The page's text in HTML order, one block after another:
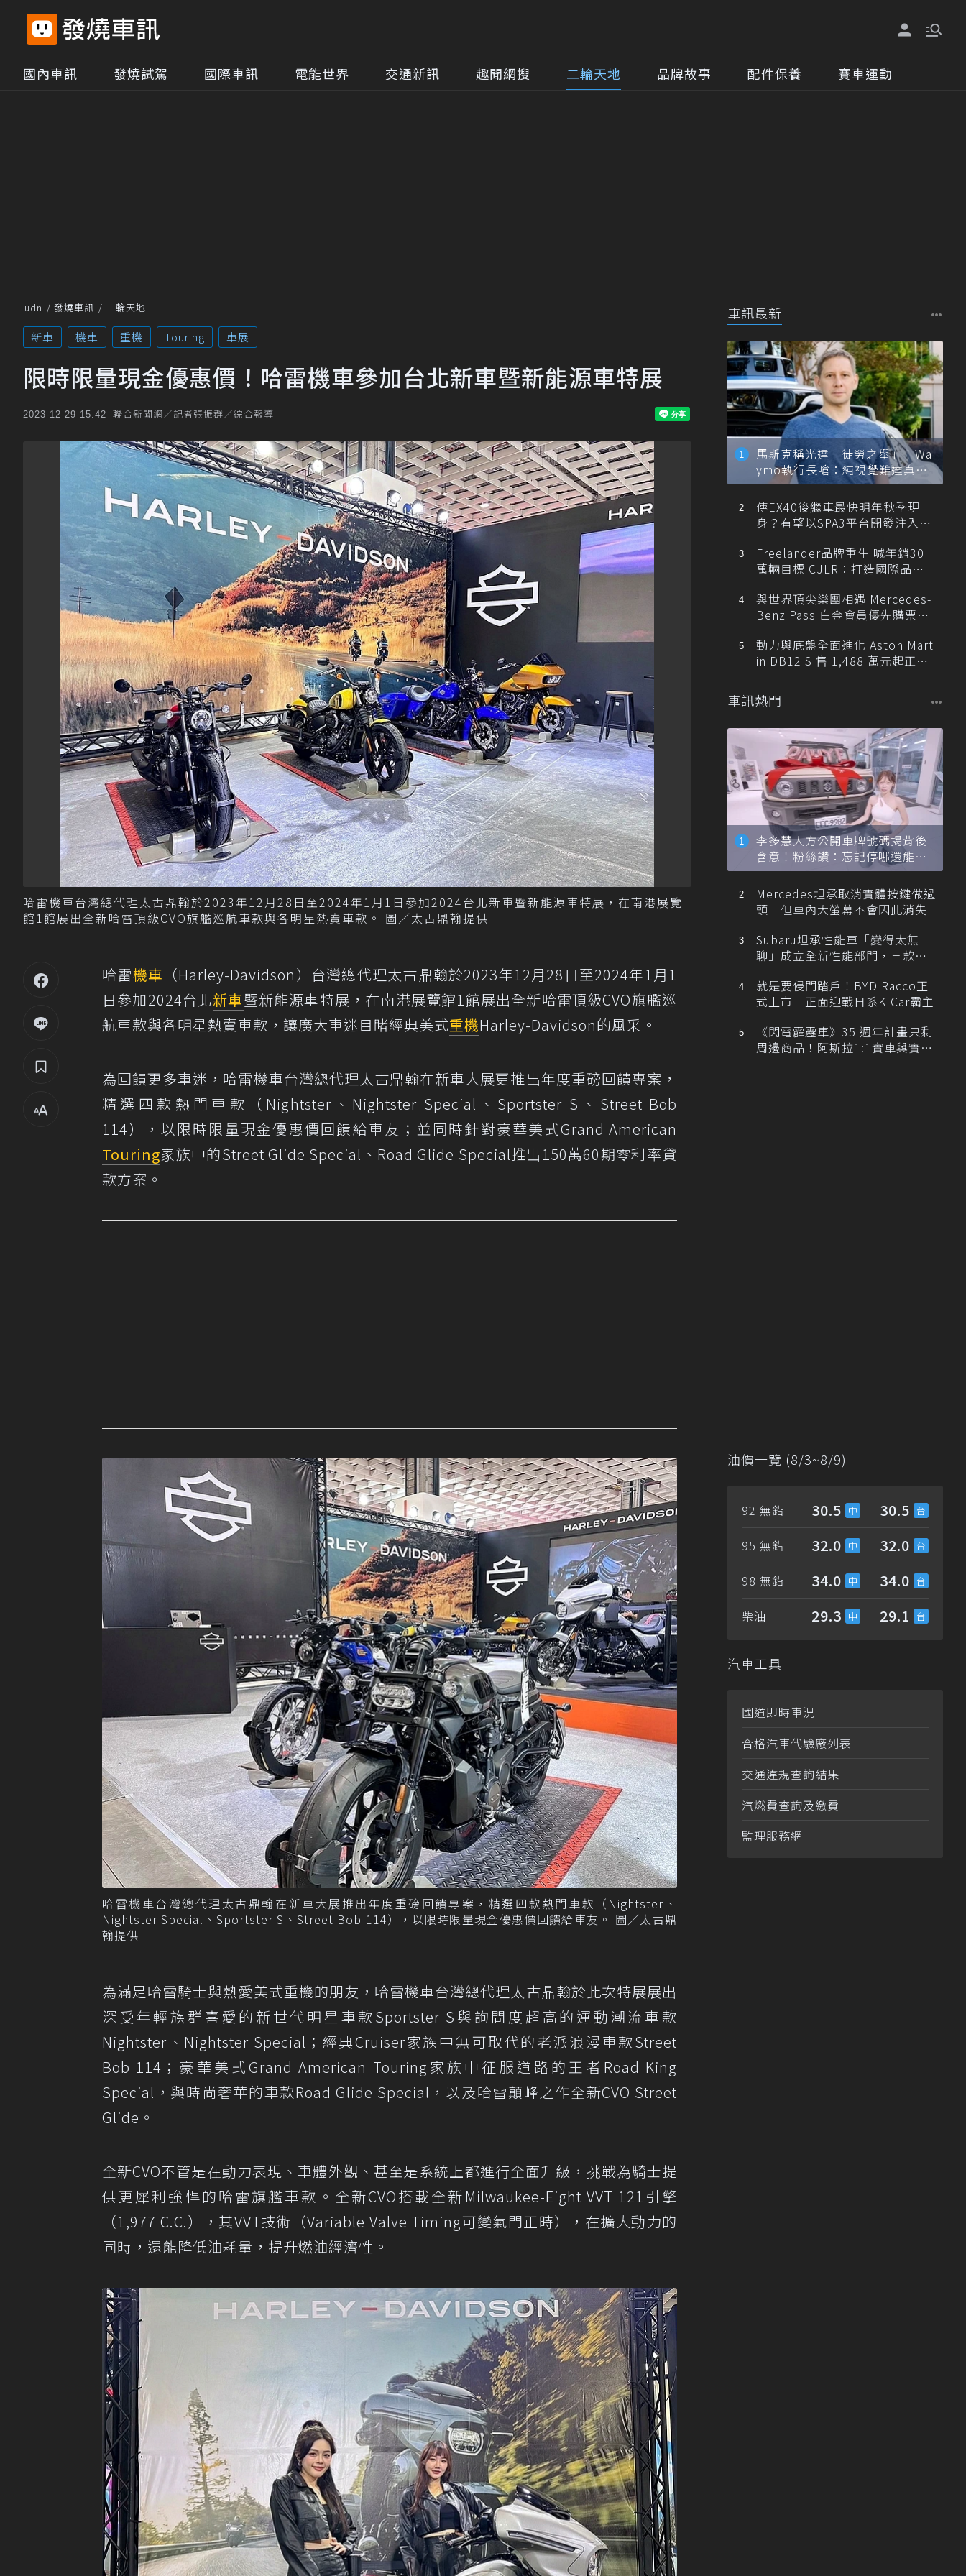
國內車訊 發燒試駕 國際車訊 電能世界 交通新訊 趣聞網搜 二輪天地 品牌故事 配件保養 賽車運動
udn 發燒車訊 二輪天地
新車 機車 重機 Touring 車展
限時限量現金優惠價！哈雷機車參加台北新車暨新能源車特展
2023-12-29 15:42 聯合新聞網／記者張振群／綜合報導
哈雷機車台灣總代理太古鼎翰於2023年12月28日至2024年1月1日參加2024台北新車暨新能源車特展，在南港展覽
館1館展出全新哈雷頂級CVO旗艦巡航車款與各明星熱賣車款。 圖／太古鼎翰提供
哈雷機車 （Harley-Davidson）台灣總代理太古鼎翰於2023年12月28日至2024年1月1
日參加2024台北新車暨新能源車特展，在南港展覽館1館展出全新哈雷頂級CVO旗艦巡
航車款與各明星熱賣車款，讓廣大車迷目睹經典美式重機Harley-Davidson的風采。
為回饋更多車迷，哈雷機車台灣總代理太古鼎翰在新車大展更推出年度重磅回饋專案，
精選四款熱門車款（Nightster、Nightster Special、Sportster S、Street Bob
114），以限時限量現金優惠價回饋給車友；並同時針對豪華美式Grand American
Touring家族中的Street Glide Special、Road Glide Special推出150萬60期零利率貸
款方案。
哈雷機車台灣總代理太古鼎翰在新車大展推出年度重磅回饋專案，精選四款熱門車款（Nightster、
Nightster Special、Sportster S、Street Bob 114），以限時限量現金優惠價回饋給車友。 圖／太古鼎
翰提供
為滿足哈雷騎士與熱愛美式重機的朋友，哈雷機車台灣總代理太古鼎翰於此次特展展出
深受年輕族群喜愛的新世代明星車款Sportster S與詢問度超高的運動潮流車款
Nightster、Nightster Special；經典Cruiser家族中無可取代的老派浪漫車款Street
Bob 114；豪華美式Grand American Touring家族中征服道路的王者Road King
Special，與時尚奢華的車款Road Glide Special，以及哈雷顛峰之作全新CVO Street
Glide。
全新CVO不管是在動力表現、車體外觀、甚至是系統上都進行全面升級，挑戰為騎士提
供更犀利強悍的哈雷旗艦車款。全新CVO搭載全新Milwaukee-Eight VVT 121引擎
（1,977 C.C.），其VVT技術（Variable Valve Timing可變氣門正時），在擴大動力的
同時，還能降低油耗量，提升燃油經濟性。
車訊最新
馬斯克稱光達「徒勞之舉」！Wa
ymo執行長嗆：純視覺難達真正
自動駕駛
傳EX40後繼車最快明年秋季現
身？有望以SPA3平台開發注入80
Freelander品牌重生 喊年銷30
萬輛目標 CJLR：打造國際品牌
與世界頂尖樂團相遇 Mercedes-
Benz Pass 白金會員優先購票維
動力與底盤全面進化 Aston Mart
in DB12 S 售 1,488 萬元起正式
車訊熱門
李多慧大方公開車牌號碼揭背後
含意！粉絲讚：忘記停哪還能幫
忙找車
Mercedes坦承取消實體按鍵做過
頭 但車內大螢幕不會因此消失
Subaru坦承性能車「變得太無
聊」成立全新性能部門，三款手
就是要侵門踏戶！BYD Racco正
式上市 正面迎戰日系K-Car霸主
《閃電霹靂車》35 週年計畫只剩
周邊商品！阿斯拉1:1實車與實體
油價一覽 (8/3~8/9)
92 無鉛 30.5 30.5
95 無鉛 32.0 32.0
98 無鉛 34.0 34.0
柴油 29.3 29.1
汽車工具
國道即時車況
合格汽車代驗廠列表
交通違規查詢結果
汽燃費查詢及繳費
監理服務網